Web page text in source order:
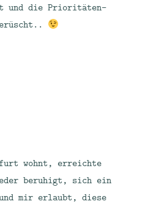
und die Prioritäten-
wohnt, erreichte
beruhigt, sich ein
mir erlaubt, diese